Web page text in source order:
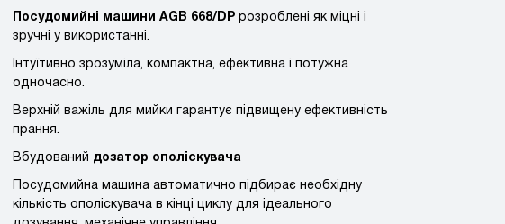
Посудомийні машини AGB 668/DP розроблені як міцні і
зручні у використанні.
Інтуїтивно зрозуміла, компактна, ефективна і потужна
одночасно.
Верхній важіль для мийки гарантує підвищену ефективність
прання.
Вбудований дозатор ополіскувача
Посудомийна машина автоматично підбирає необхідну
кількість ополіскувача в кінці циклу для ідеального